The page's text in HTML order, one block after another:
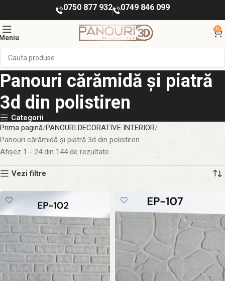
0750 877 932 0749 846 099
0
Panouri cărămidă și piatră
3d din polistiren
Categorii
Prima pagină PANOURI DECORATIVE INTERIOR
Panouri cărămidă și piatră 3d din polistiren
Afișez 1 - 24 din 144 de rezultate
Vezi filtre